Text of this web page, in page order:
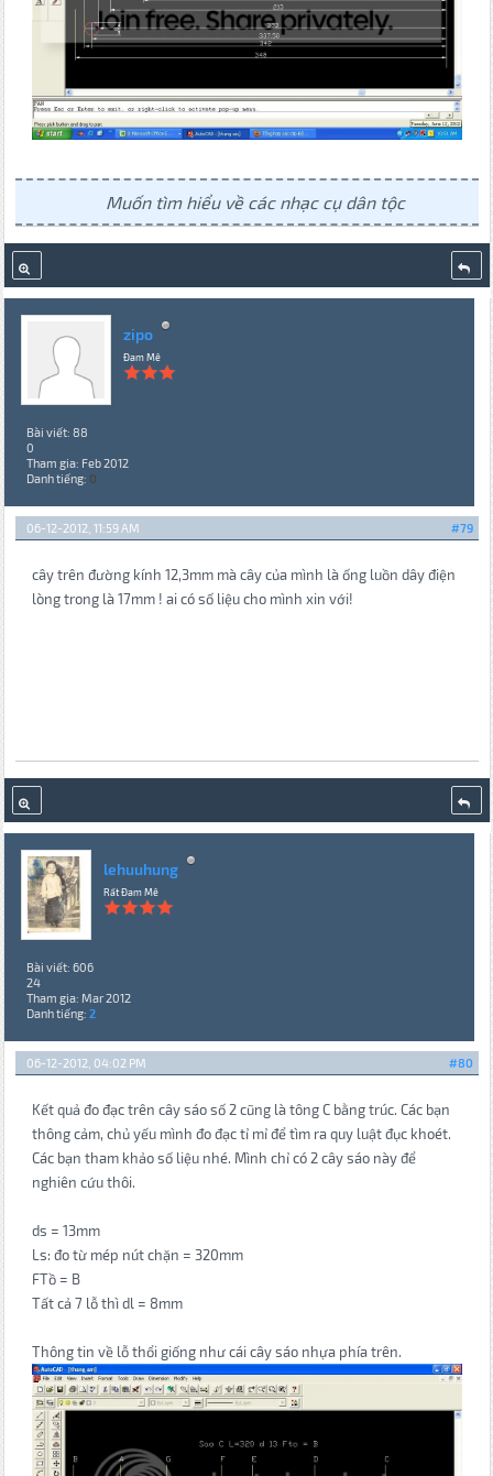
Muốn tìm hiểu về các nhạc cụ dân tộc
zipo
Đam Mê
Bài viết: 88
0
Tham gia: Feb 2012
Danh tiếng: 0
#79
06-12-2012, 11:59 AM
cây trên đường kính 12,3mm mà cây của mình là ống luồn dây điện
lòng trong là 17mm ! ai có số liệu cho mình xin với!
lehuuhung
Rất Đam Mê
Bài viết: 606
24
Tham gia: Mar 2012
Danh tiếng: 2
#80
06-12-2012, 04:02 PM
Kết quả đo đạc trên cây sáo số 2 cũng là tông C bằng trúc. Các bạn
thông cảm, chủ yếu mình đo đạc tỉ mỉ để tìm ra quy luật đục khoét.
Các bạn tham khảo số liệu nhé. Mình chỉ có 2 cây sáo này để
nghiên cứu thôi.
ds = 13mm
Ls: đo từ mép nút chặn = 320mm
FTồ = B
Tất cả 7 lỗ thì dl = 8mm
Thông tin về lỗ thổi giống như cái cây sáo nhựa phía trên.